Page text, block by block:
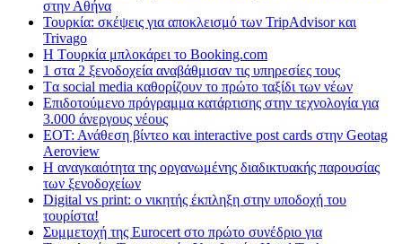
στην Αθήνα
Τουρκία: σκέψεις για αποκλεισμό των TripAdvisor και
Trivago
H Tουρκία μπλοκάρει το Booking.com
1 στα 2 ξενοδοχεία αναβάθμισαν τις υπηρεσίες τους
Tα social media καθορίζουν το πρώτο ταξίδι των νέων
Επιδοτούμενο πρόγραμμα κατάρτισης στην τεχνολογία για
3.000 άνεργους νέους
ΕΟΤ: Ανάθεση βίντεο και interactive post cards στην Geotag
Aeroview
Η αναγκαιότητα της οργανωμένης διαδικτυακής παρουσίας
των ξενοδοχείων
Digital vs print: ο νικητής έκπληξη στην υποδοχή του
τουρίστα!
Συμμετοχή της Eurocert στο πρώτο συνέδριο για